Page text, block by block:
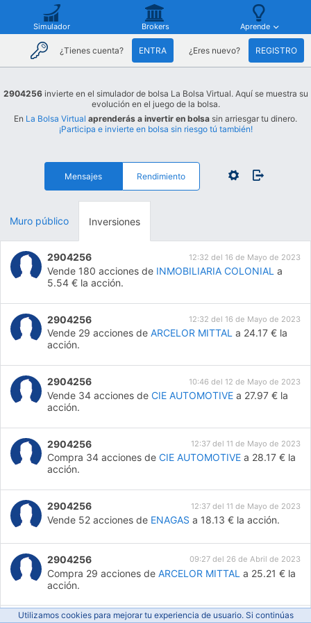
Simulador Brokers Aprende
¿Tienes cuenta? ENTRA ¿Eres nuevo? REGISTRO
2904256invierte en el simulador de bolsa La Bolsa Virtual. Aquí se muestra su
evolución en el juego de la bolsa.
En La Bolsa Virtual aprenderás a invertir en bolsa sin arriesgar tu dinero.
¡Participa e invierte en bolsa sin riesgo tú también!
Mensajes Rendimiento
Muro público Inversiones
2904256 12:32 del 16 de Mayo de 2023
Vende 180 acciones de INMOBILIARIA COLONIAL a
5.54 € la acción.
2904256 12:32 del 16 de Mayo de 2023
Vende 29 acciones deARCELOR MITTAL a 24.17 € la
acción.
2904256 10:46 del 12 de Mayo de 2023
Vende 34 acciones deCIE AUTOMOTIVE a 27.97 € la
acción.
2904256 12:37 del 11 de Mayo de 2023
Compra 34 acciones deCIE AUTOMOTIVE a 28.17 € la
acción.
2904256 12:37 del 11 de Mayo de 2023
Vende 52 acciones de ENAGAS a 18.13 € la acción.
2904256 09:27 del 26 de Abril de 2023
Compra 29 acciones deARCELOR MITTAL a 25.21 € la
acción.
Utilizamos cookies para mejorar tu experiencia de usuario. Si continúas